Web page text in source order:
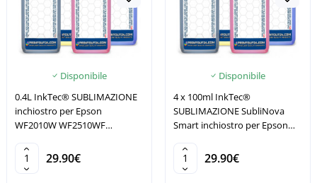
Disponibile
0.4L InkTec® SUBLIMAZIONE
inchiostro per Epson
WF2010W WF2510WF
29.90€
Disponibile
4 x 100ml InkTec®
SUBLIMAZIONE SubliNova
Smart inchiostro per Epson
29.90€